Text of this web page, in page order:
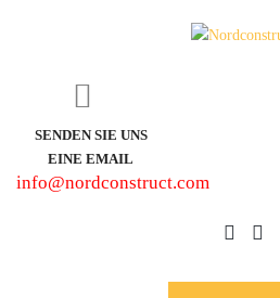
SENDEN SIE UNS
EINE EMAIL
info@nordconstruct.com